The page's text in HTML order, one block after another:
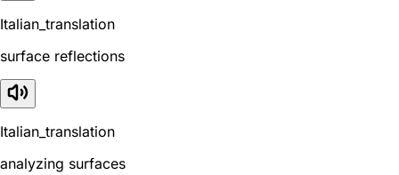
Italian_translation
surface reflections
Italian_translation
analyzing surfaces